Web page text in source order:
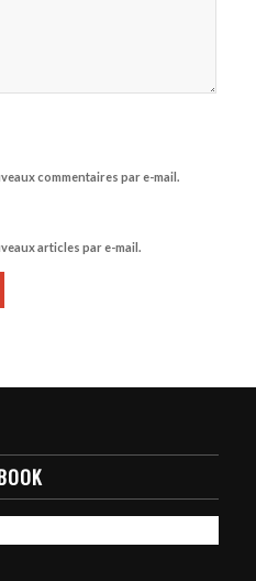
commentaires par e-mail.
articles par e-mail.